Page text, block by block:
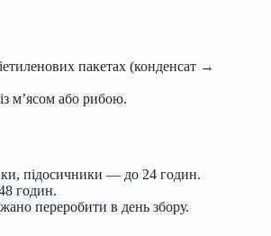
пакетах (конденсат →
м’ясом або рибою.
підосичники — до 24 годин.
годин.
переробити в день збору.